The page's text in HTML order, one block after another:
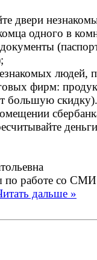
двери
одного в
документы
людей,
фирм:
большую скидку).
по работе со СМИ
дальше »